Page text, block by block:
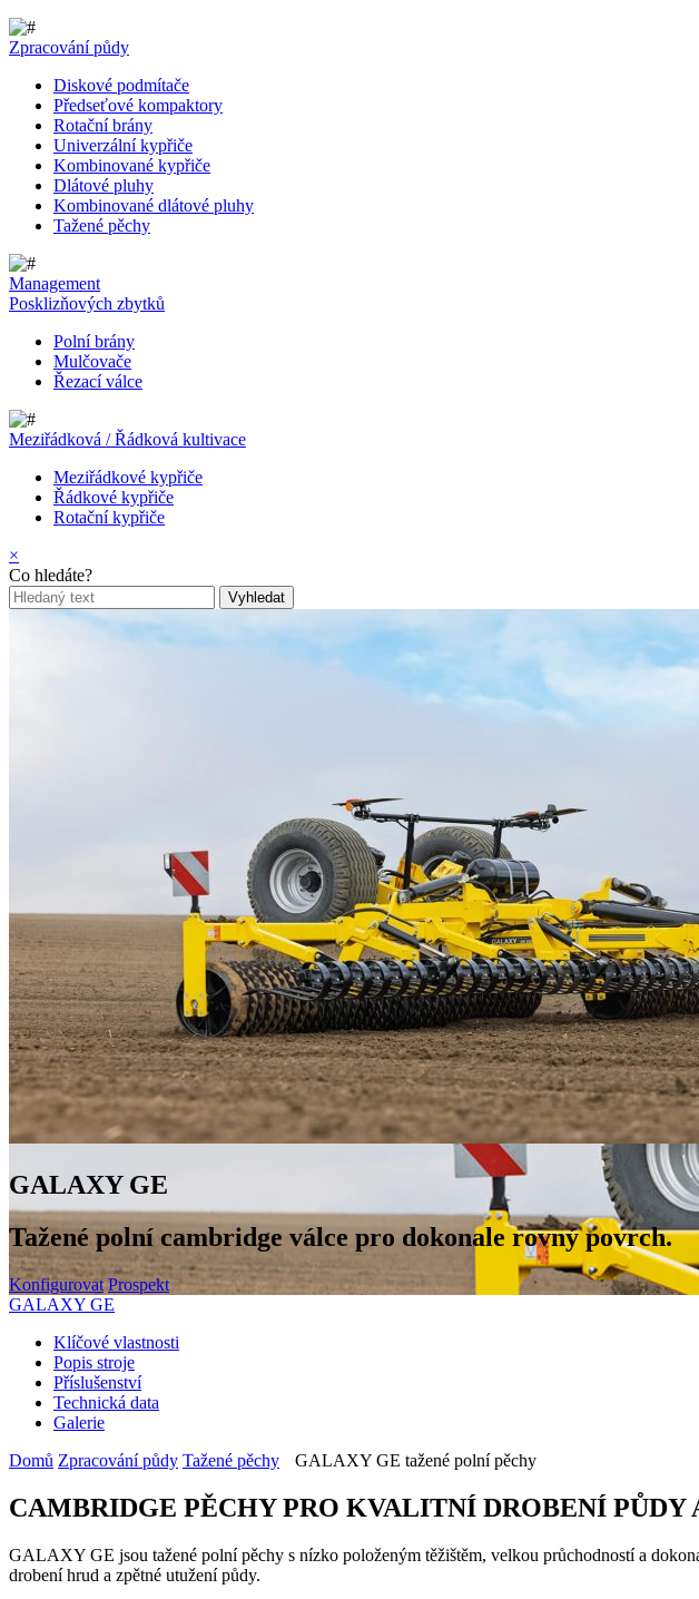
Zpracování půdy
Diskové podmítače
Předseťové kompaktory
Rotační brány
Univerzální kypřiče
Kombinované kypřiče
Dlátové pluhy
Kombinované dlátové pluhy
Tažené pěchy
Management
Posklizňových zbytků
Polní brány
Mulčovače
Řezací válce
Meziřádková / Řádková kultivace
Meziřádkové kypřiče
Řádkové kypřiče
Rotační kypřiče
×
Co hledáte?
GALAXY GE
Tažené polní cambridge válce pro dokonale rovný povrch.
Konfigurovat Prospekt
GALAXY GE
Klíčové vlastnosti
Popis stroje
Příslušenství
Technická data
Galerie
Domů Zpracování půdy Tažené pěchy GALAXY GE tažené polní pěchy
CAMBRIDGE PĚCHY PRO KVALITNÍ DROBENÍ PŮDY
GALAXY GE jsou tažené polní pěchy s nízko položeným těžištěm, velkou průchodností a
drobení hrud a zpětné utužení půdy.